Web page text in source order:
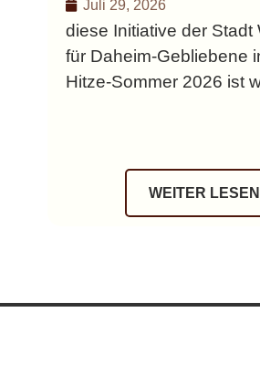
Juli 29, 2026
diese Initiative der Stadt
für Daheim-Gebliebene
Hitze-Sommer 2026 ist
WEITER LESEN